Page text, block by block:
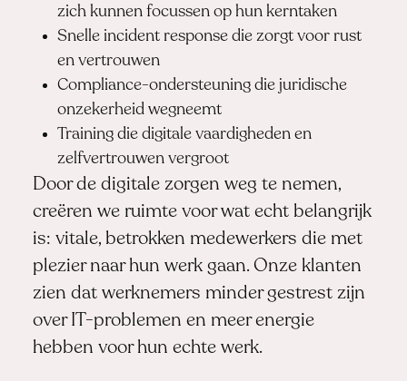
zich kunnen focussen op hun kerntaken
Snelle incident response die zorgt voor rust
en vertrouwen
Compliance-ondersteuning die juridische
onzekerheid wegneemt
Training die digitale vaardigheden en
zelfvertrouwen vergroot
Door de digitale zorgen weg te nemen,
creëren we ruimte voor wat echt belangrijk
is: vitale, betrokken medewerkers die met
plezier naar hun werk gaan. Onze klanten
zien dat werknemers minder gestrest zijn
over IT-problemen en meer energie
hebben voor hun echte werk.